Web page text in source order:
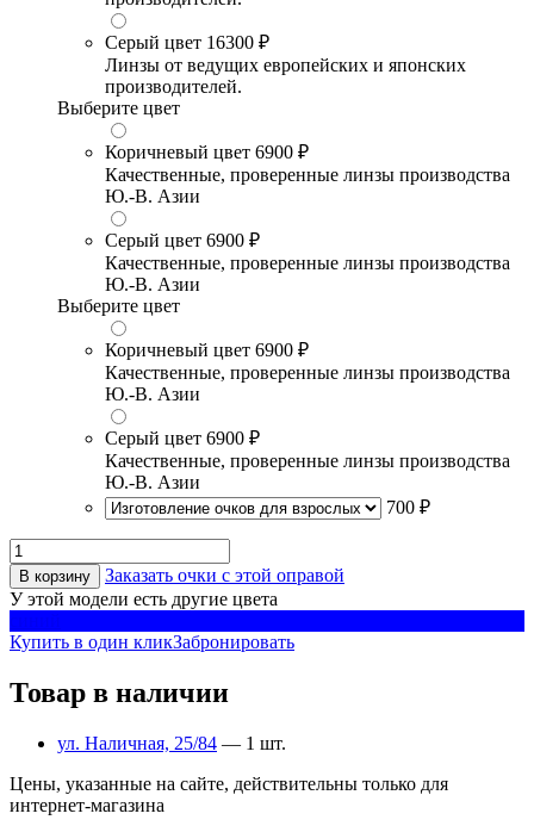
Серый цвет 16300 ₽
Линзы от ведущих европейских и японских
производителей.
Выберите цвет
Коричневый цвет 6900 ₽
Качественные, проверенные линзы производства
Ю.-В. Азии
Серый цвет 6900 ₽
Качественные, проверенные линзы производства
Ю.-В. Азии
Выберите цвет
Коричневый цвет 6900 ₽
Качественные, проверенные линзы производства
Ю.-В. Азии
Серый цвет 6900 ₽
Качественные, проверенные линзы производства
Ю.-В. Азии
700 ₽
В корзину
Заказать очки с этой оправой
У этой модели есть другие цвета
Купить в один кликЗабронировать
Товар в наличии
ул. Наличная, 25/84 — 1 шт.
Цены, указанные на сайте, действительны только для
интернет-магазина